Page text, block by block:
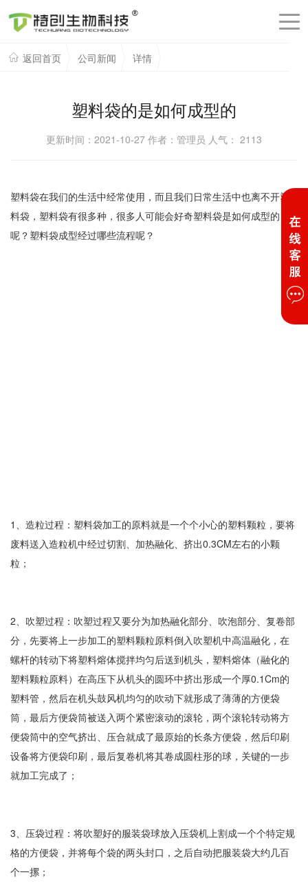
返回首页 公司新闻 详情
塑料袋的是如何成型的
更新时间：2021-10-27 作者：管理员 人气： 2113
塑料袋在我们的生活中经常使用，而且我们日常生活中也离不开塑
料袋，塑料袋有很多种，很多人可能会好奇塑料袋是如何成型的
呢？塑料袋成型经过哪些流程呢？
1、造粒过程：塑料袋加工的原料就是一个个小心的塑料颗粒，要将
废料送入造粒机中经过切割、加热融化、挤出0.3CM左右的小颗
粒；
2、吹塑过程：吹塑过程又要分为加热融化部分、吹泡部分、复卷部
分，先要将上一步加工的塑料颗粒原料倒入吹塑机中高温融化，在
螺杆的转动下将塑料熔体搅拌均匀后送到机头，塑料熔体（融化的
塑料颗粒原料）在高压下从机头的圆环中挤出形成一个厚0.1Cm的
塑料管，然后在机头鼓风机均匀的吹动下就形成了薄薄的方便袋
筒，最后方便袋筒被送入两个紧密滚动的滚轮，两个滚轮转动将方
便袋筒中的空气挤出、压合就成了最原始的长条方便袋，然后印刷
设备将方便袋印刷，最后复卷机将其卷成圆柱形的球，关键的一步
就加工完成了；
3、压袋过程：将吹塑好的服装袋球放入压袋机上割成一个个特定规
格的方便袋，并将每个袋的两头封口，之后自动把服装袋大约几百
个一摞；